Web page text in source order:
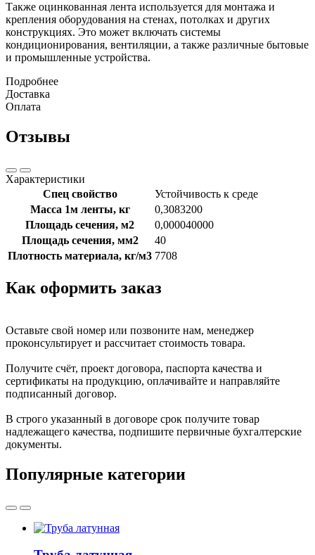
Также оцинкованная лента используется для монтажа и
крепления оборудования на стенах, потолках и других
конструкциях. Это может включать системы
кондиционирования, вентиляции, а также различные бытовые
и промышленные устройства.
Подробнее
Доставка
Оплата
Отзывы
Характеристики
Спец свойство
Устойчивость к среде
Масса 1м ленты, кг
0,3083200
Площадь сечения, м2
0,000040000
Площадь сечения, мм2
40
Плотность материала, кг/м3 7708
Как оформить заказ
Оставьте свой номер или позвоните нам, менеджер
проконсультирует и рассчитает стоимость товара.
Получите счёт, проект договора, паспорта качества и
сертификаты на продукцию, оплачивайте и направляйте
подписанный договор.
В строго указанный в договоре срок получите товар
надлежащего качества, подпишите первичные бухгалтерские
документы.
Популярные категории